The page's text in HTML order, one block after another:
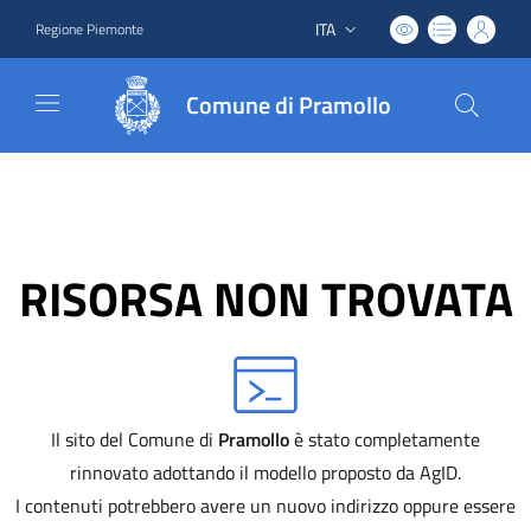
Regione Piemonte Lingua attiva:
ITA
Comune di Pramollo
RISORSA NON TROVATA
Il sito del Comune di Pramolloè stato completamente
rinnovato adottando il modello proposto da AgID.
I contenuti potrebbero avere un nuovo indirizzo oppure essere